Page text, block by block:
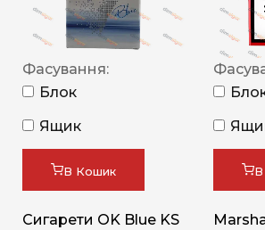
Фасування:
Блок
Ящик
В Кошик
Сигарети OK Blue KS